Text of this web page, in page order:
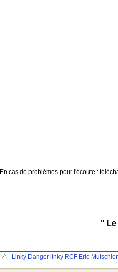
En cas de problèmes pour l'écoute :
" Le
Linky Danger linky RCF Eric Mutschler